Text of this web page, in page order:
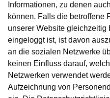
Informationen, zu denen
können. Falls die betroffene
unserer Website
eingeloggt ist, ist davon
an die sozialen Netzwerke
keinen Einfluss darauf,
Netzwerken verwendet
Aufzeichnung von